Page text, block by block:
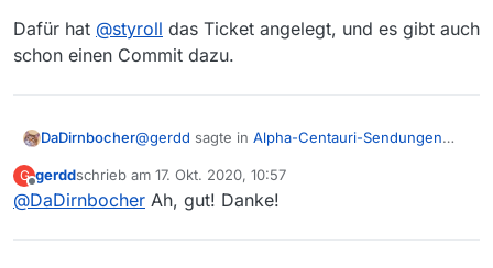
Dafür hat @styroll das Ticket angelegt, und es gibt auch
schon einen Commit dazu.
DaDirnbocher@gerdd sagte in Alpha-Centauri-Sendungen
Alternativ koennte man evtl. den Crawler
G
Offline
gerddschrieb am 17. Okt. 2020, 10:57
zuletzt editiert von
@DaDirnbocher Ah, gut! Danke!